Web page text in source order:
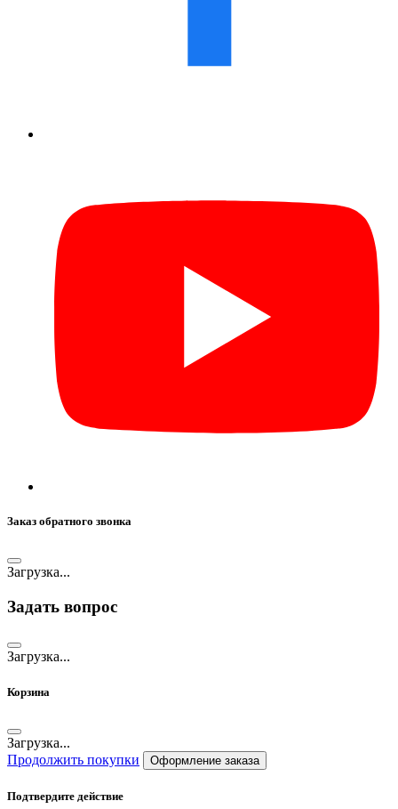
Заказ обратного звонка
Загрузка...
Задать вопрос
Загрузка...
Корзина
Загрузка...
Продолжить покупки
Оформление заказа
Подтвердите действие